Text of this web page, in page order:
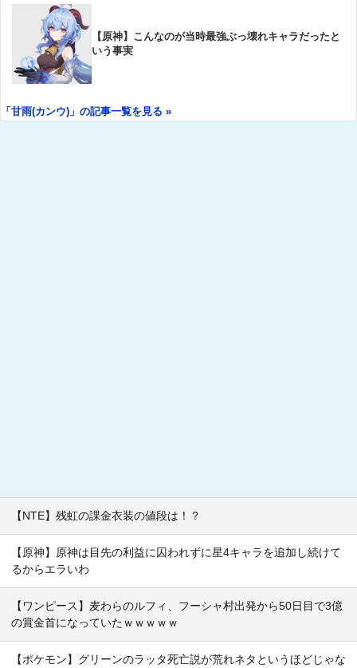
【原神】こんなのが当時最強ぶっ壊れキャラだったと
いう事実
「甘雨(カンウ)」の記事一覧を見る »
【NTE】残虹の課金衣装の値段は！？
【原神】原神は目先の利益に囚われずに星4キャラを追加し続けて
るからエラいわ
【ワンピース】麦わらのルフィ、フーシャ村出発から50日目で3億
の賞金首になっていたｗｗｗｗｗ
【ポケモン】グリーンのラッタ死亡説が荒れネタというほどじゃな